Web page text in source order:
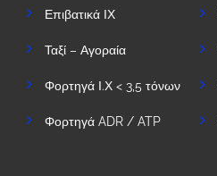
Επιβατικά ΙΧ
Ταξί – Αγοραία
Φορτηγά Ι.Χ < 3,5 τόνων
Φορτηγά ADR / ATP